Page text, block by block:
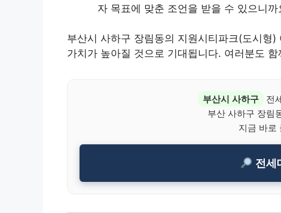
자 목표에 맞춘 조언을 받을 수 있으니까
부산시 사하구 장림동의 지원시티파크(도시형
가치가 높아질 것으로 기대됩니다. 여러분도
부산시 사하구
전
부산 사하구 장림
지금 바로
전세